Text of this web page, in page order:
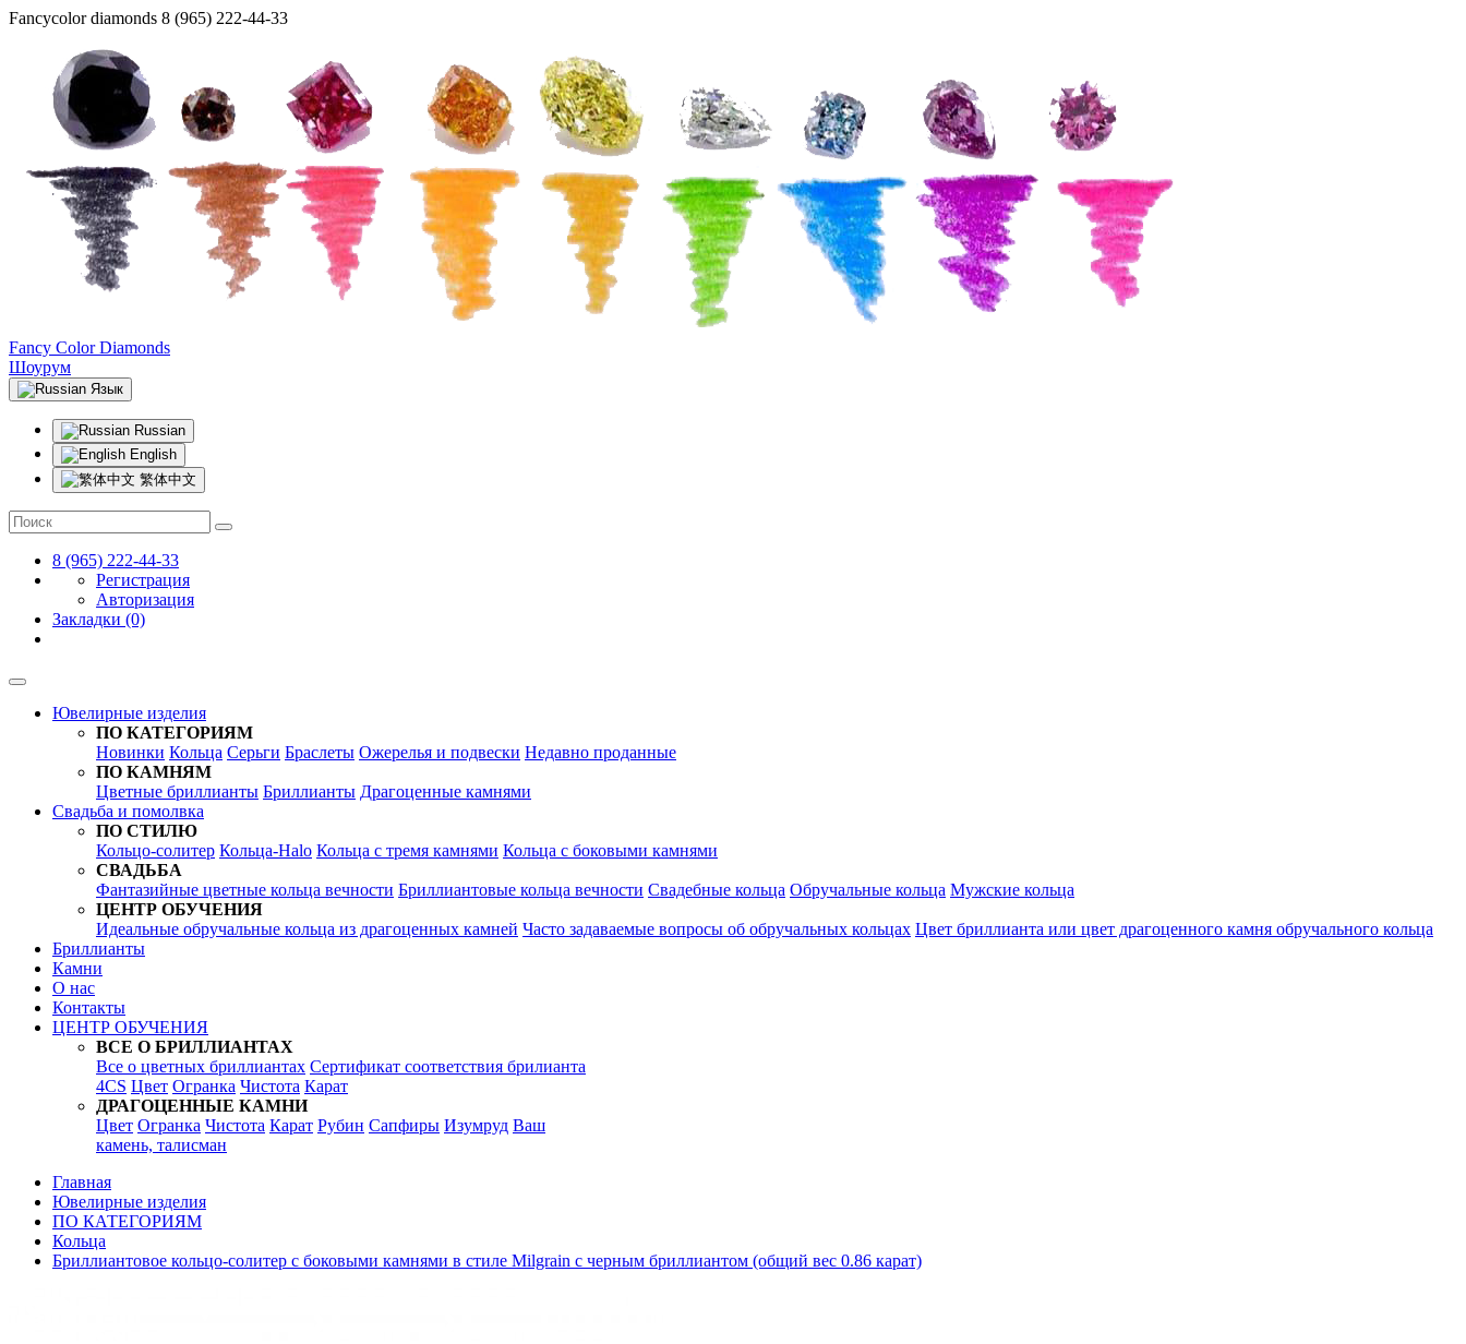
Fancycolor diamonds 8 (965) 222-44-33
Fancy Color Diamonds
Шоурум
Язык
Russian
English
繁体中文
8 (965) 222-44-33
Регистрация
Авторизация
Закладки (0)
Ювелирные изделия
ПО КАТЕГОРИЯМ
Новинки Кольца Серьги Браслеты Ожерелья и подвески Недавно проданные
ПО КАМНЯМ
Цветные бриллианты Бриллианты Драгоценные камнями
Свадьба и помолвка
ПО СТИЛЮ
Кольцо-солитер Кольца-Halo Кольца c тремя камнями Кольца c боковыми камнями
СВАДЬБА
Фантазийные цветные кольца вечности Бриллиантовые кольца вечности Свадебные кольца Обручальные кольца Мужские кольца
ЦЕНТР ОБУЧЕНИЯ
Идеальные обручальные кольца из драгоценных камней Часто задаваемые вопросы об обручальных кольцах Цвет бриллианта или цвет драгоценного камня обручального кольца
Бриллианты
Камни
О нас
Контакты
ЦЕНТР ОБУЧЕНИЯ
ВСЕ О БРИЛЛИАНТАХ
Все о цветных бриллиантах Сертификат соответствия брилианта
4CS Цвет Огранка Чистота Карат
ДРАГОЦЕННЫЕ КАМНИ
Цвет Огранка Чистота Карат Рубин Сапфиры Изумруд Ваш
камень, талисман
Главная
Ювелирные изделия
ПО КАТЕГОРИЯМ
Кольца
Бриллиантовое кольцо-солитер с боковыми камнями в стиле Milgrain с черным бриллиантом (общий вес 0.86 карат)